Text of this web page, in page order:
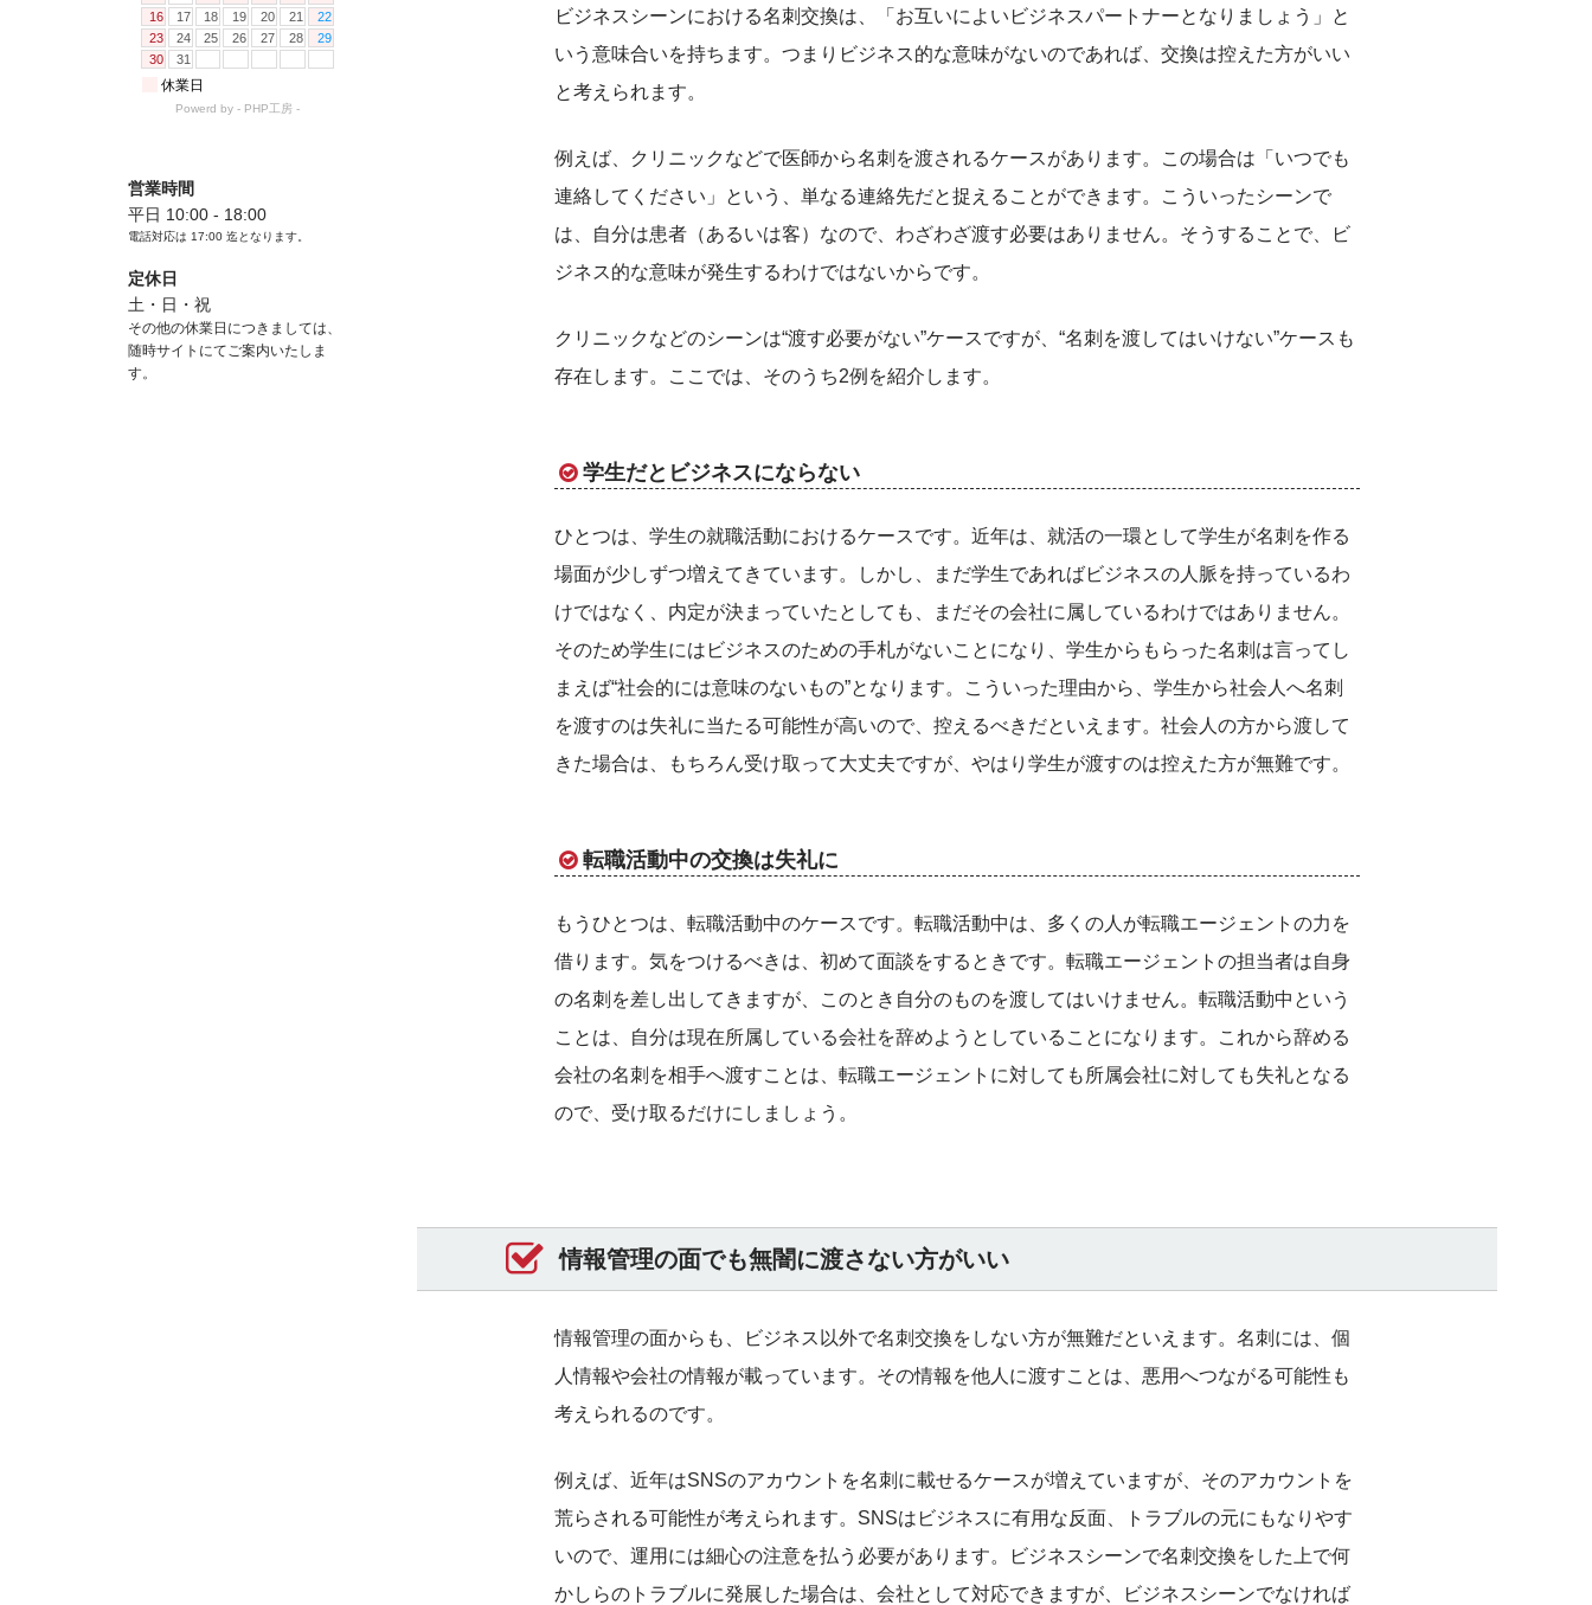
ビジネスシーンにおける名刺交換は、「お互いによいビジネスパートナーとなりましょう」と
いう意味合いを持ちます。つまりビジネス的な意味がないのであれば、交換は控えた方がいい
と考えられます。
例えば、クリニックなどで医師から名刺を渡されるケースがあります。この場合は「いつでも
連絡してください」という、単なる連絡先だと捉えることができます。こういったシーンで
は、自分は患者（あるいは客）なので、わざわざ渡す必要はありません。そうすることで、ビ
ジネス的な意味が発生するわけではないからです。
クリニックなどのシーンは“渡す必要がない”ケースですが、“名刺を渡してはいけない”ケースも
存在します。ここでは、そのうち2例を紹介します。
学生だとビジネスにならない
ひとつは、学生の就職活動におけるケースです。近年は、就活の一環として学生が名刺を作る
場面が少しずつ増えてきています。しかし、まだ学生であればビジネスの人脈を持っているわ
けではなく、内定が決まっていたとしても、まだその会社に属しているわけではありません。
そのため学生にはビジネスのための手札がないことになり、学生からもらった名刺は言ってし
まえば“社会的には意味のないもの”となります。こういった理由から、学生から社会人へ名刺
を渡すのは失礼に当たる可能性が高いので、控えるべきだといえます。社会人の方から渡して
きた場合は、もちろん受け取って大丈夫ですが、やはり学生が渡すのは控えた方が無難です。
転職活動中の交換は失礼に
もうひとつは、転職活動中のケースです。転職活動中は、多くの人が転職エージェントの力を
借ります。気をつけるべきは、初めて面談をするときです。転職エージェントの担当者は自身
の名刺を差し出してきますが、このとき自分のものを渡してはいけません。転職活動中という
ことは、自分は現在所属している会社を辞めようとしていることになります。これから辞める
会社の名刺を相手へ渡すことは、転職エージェントに対しても所属会社に対しても失礼となる
ので、受け取るだけにしましょう。
情報管理の面でも無闇に渡さない方がいい
情報管理の面からも、ビジネス以外で名刺交換をしない方が無難だといえます。名刺には、個
人情報や会社の情報が載っています。その情報を他人に渡すことは、悪用へつながる可能性も
考えられるのです。
例えば、近年はSNSのアカウントを名刺に載せるケースが増えていますが、そのアカウントを
荒らされる可能性が考えられます。SNSはビジネスに有用な反面、トラブルの元にもなりやす
いので、運用には細心の注意を払う必要があります。ビジネスシーンで名刺交換をした上で何
かしらのトラブルに発展した場合は、会社として対応できますが、ビジネスシーンでなければ
営業時間
平日 10:00 - 18:00
電話対応は 17:00 迄となります。
定休日
土・日・祝
その他の休業日につきましては、
随時サイトにてご案内いたしま
す。